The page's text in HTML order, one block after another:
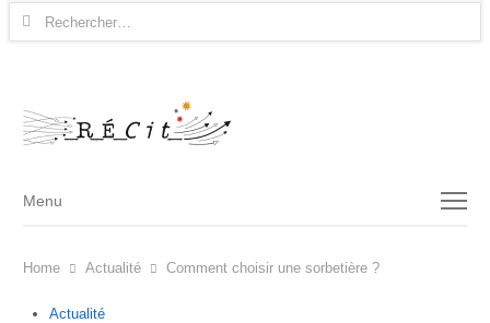
Rechercher :
Menu
Menu
Home Actualité Comment choisir une sorbetière ?
Actualité